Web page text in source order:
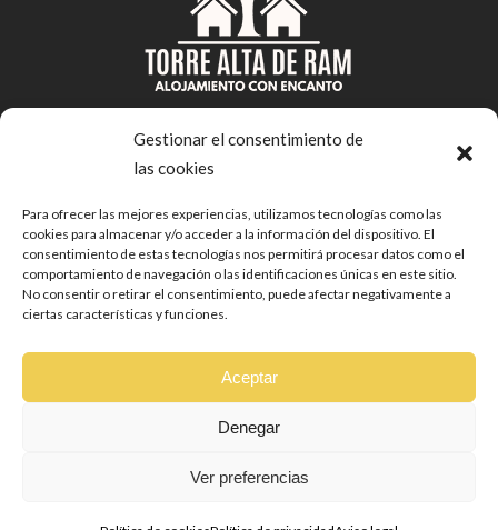
Gestionar el consentimiento de
las cookies
Para ofrecer las mejores experiencias, utilizamos tecnologías como las
cookies para almacenar y/o acceder a la información del dispositivo. El
consentimiento de estas tecnologías nos permitirá procesar datos como el
comportamiento de navegación o las identificaciones únicas en este sitio.
No consentir o retirar el consentimiento, puede afectar negativamente a
ciertas características y funciones.
Aceptar
Denegar
Ver preferencias
Síguenos
AVISO LEGAL
POLÍTICA DE PRIVACIDAD